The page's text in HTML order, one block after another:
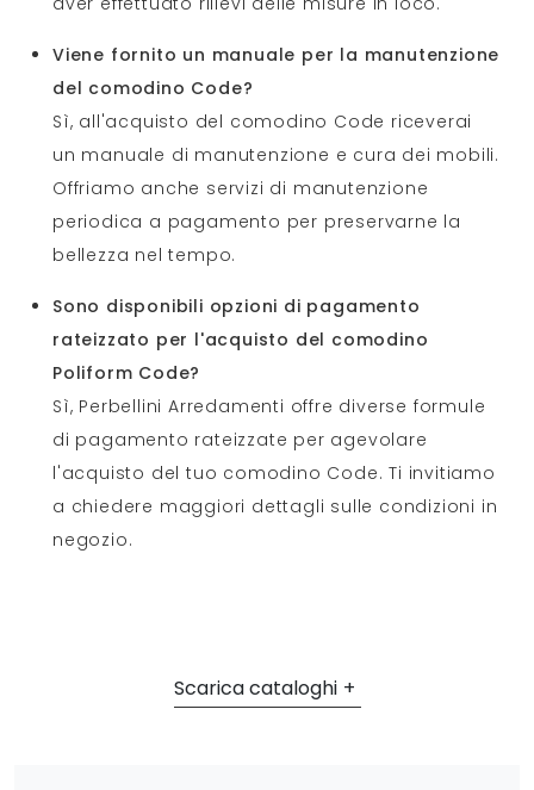
Viene fornito un manuale per la manutenzione
del comodino Code?
Sì, all'acquisto del comodino Code riceverai
un manuale di manutenzione e cura dei mobili.
Offriamo anche servizi di manutenzione
periodica a pagamento per preservarne la
bellezza nel tempo.
Sono disponibili opzioni di pagamento
rateizzato per l'acquisto del comodino
Poliform Code?
Sì, Perbellini Arredamenti offre diverse formule
di pagamento rateizzate per agevolare
l'acquisto del tuo comodino Code. Ti invitiamo
a chiedere maggiori dettagli sulle condizioni in
negozio.
Scarica cataloghi